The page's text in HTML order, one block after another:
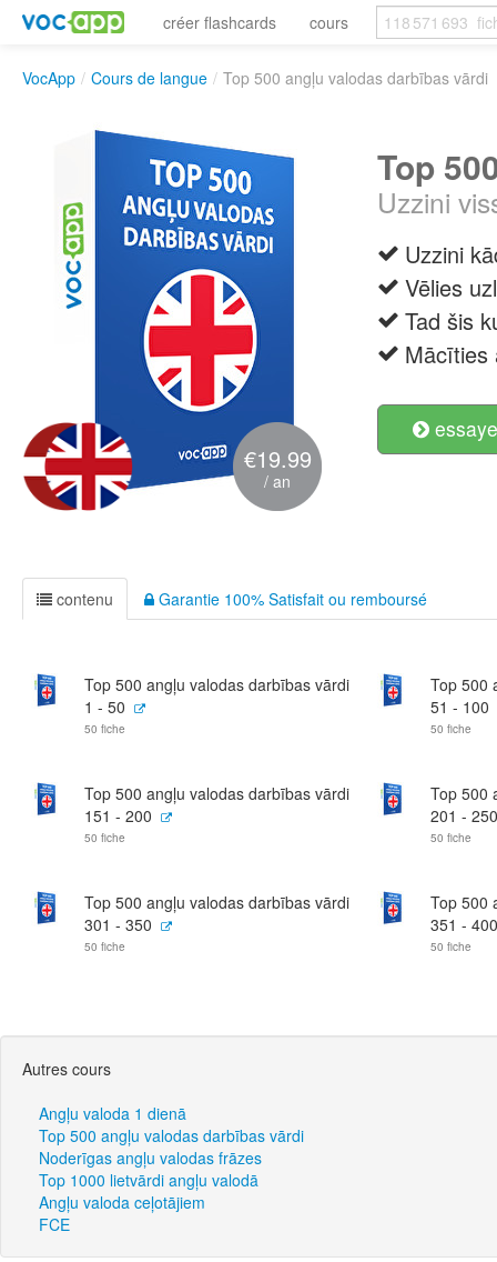
créer flashcards cours
VocApp / Cours de langue / Top 500 angļu valodas darbības vārdi
€19.99
/ an
Top
Uzzini
Uzzini
Vēlies
Tad šis
Mācīties
contenu Garantie 100% Satisfait ou remboursé
Top 500 angļu valodas darbības vārdi
1 - 50
50 fiche
Top 500
51 - 100
50 fiche
Top 500 angļu valodas darbības vārdi
151 - 200
50 fiche
Top 500
201 - 250
50 fiche
Top 500 angļu valodas darbības vārdi
301 - 350
50 fiche
Top 500
351 - 400
50 fiche
Autres cours
Angļu valoda 1 dienā
Top 500 angļu valodas darbības vārdi
Noderīgas angļu valodas frāzes
Top 1000 lietvārdi angļu valodā
Angļu valoda ceļotājiem
FCE